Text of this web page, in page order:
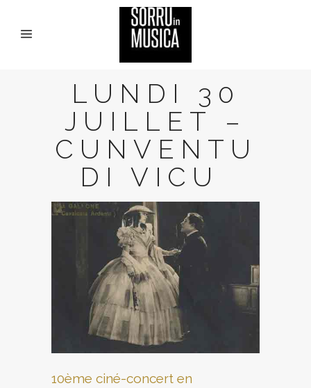
LUNDI 30
JUILLET –
CUNVENTU
DI VICU
10ème ciné-concert en